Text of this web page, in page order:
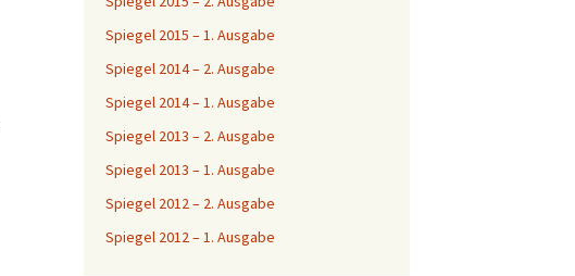
Spiegel 2015 – 1. Ausgabe
Spiegel 2014 – 2. Ausgabe
Spiegel 2014 – 1. Ausgabe
Spiegel 2013 – 2. Ausgabe
Spiegel 2013 – 1. Ausgabe
Spiegel 2012 – 2. Ausgabe
Spiegel 2012 – 1. Ausgabe